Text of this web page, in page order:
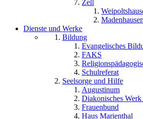
Zell
Madenhausen
Dienste und Werke
Bildung
Evangelisches
FAKS
Schulreferat
Seelsorge und Hilfe
Augustinum
Diakonisches
Frauenbund
Haus Marienthal